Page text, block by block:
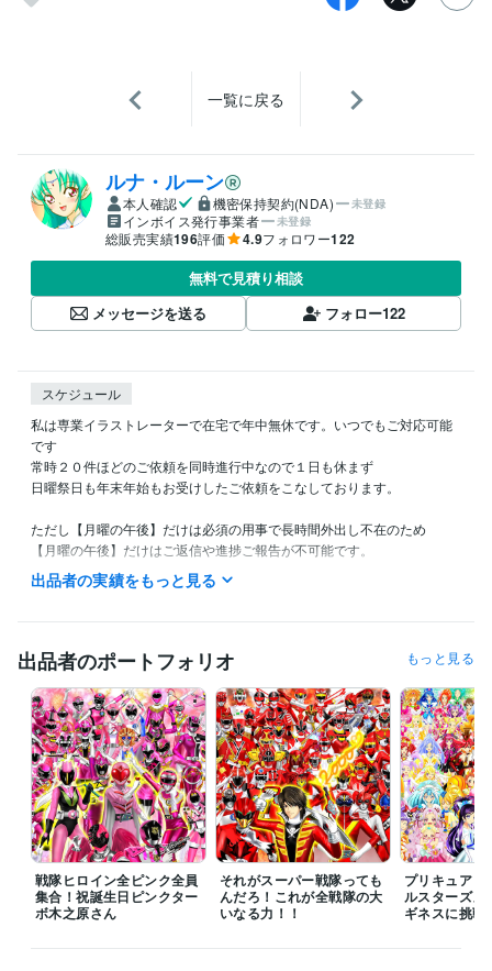
一覧に戻る
ルナ・ルーン
本人確認 機密保持契約(NDA) 未登録
インボイス発行事業者 未登録
総販売実績196評価 4.9フォロワー122
無料で見積り相談
メッセージを送る
フォロー122
スケジュール
私は専業イラストレーターで在宅で年中無休です。いつでもご対応可能
です
常時２０件ほどのご依頼を同時進行中なので１日も休まず
日曜祭日も年末年始もお受けしたご依頼をこなしております。
ただし【月曜の午後】だけは必須の用事で長時間外出し不在のため
【月曜の午後】だけはご返信や進捗ご報告が不可能です。
また私の生活は体調によって夜型だったり昼型だったり変化し不規則で
ご理解いただけますと幸いです。
受賞歴
ネットでイラスト＆コミック公開
プログラミング言語・フレームワーク
COBOL:1年
ビジネス・クリエイティブツール
Adobe Photoshop:20年Filmora:5年Excel:10年PowerPoint:5年
Word:5年
その他ツール
出品者の実績をもっと見る
出品者のポートフォリオ もっと見る
戦隊ヒロイン全ピンク全員
集合！祝誕生日ピンクター
ボ木之原さん
それがスーパー戦隊っても
んだろ！これが全戦隊の大
いなる力！！
プリキュア１
ルスターズ
ギネスに挑戦